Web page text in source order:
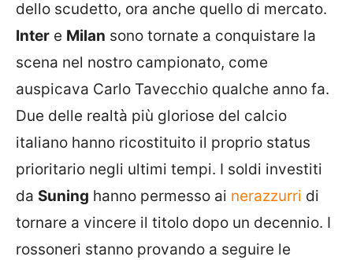
dello scudetto, ora anche quello di mercato.
Inter e Milan sono tornate a conquistare la
scena nel nostro campionato, come
auspicava Carlo Tavecchio qualche anno fa.
Due delle realtà più gloriose del calcio
italiano hanno ricostituito il proprio status
prioritario negli ultimi tempi. I soldi investiti
da Suning hanno permesso ai nerazzurri di
tornare a vincere il titolo dopo un decennio. I
rossoneri stanno provando a seguire le